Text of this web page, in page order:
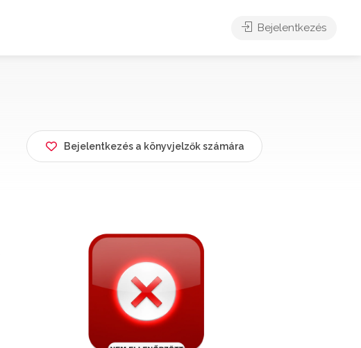
Bejelentkezés
Bejelentkezés a könyvjelzők számára